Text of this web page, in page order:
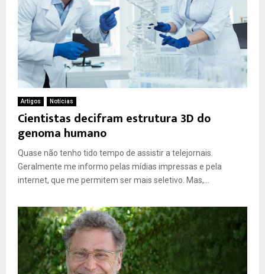
Artigos Notícias
Cientistas decifram estrutura 3D do
genoma humano
Quase não tenho tido tempo de assistir a telejornais.
Geralmente me informo pelas mídias impressas e pela
internet, que me permitem ser mais seletivo. Mas,...